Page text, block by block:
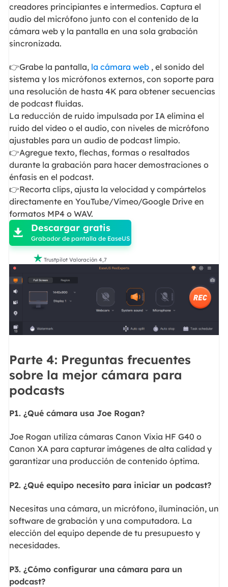
creadores principiantes e intermedios. Captura el
audio del micrófono junto con el contenido de la
cámara web y la pantalla en una sola grabación
sincronizada.
👉Grabe la pantalla, la cámara web, el sonido del
sistema y los micrófonos externos, con soporte para
una resolución de hasta 4K para obtener secuencias
de podcast fluidas.
La reducción de ruido impulsada por IA elimina el
ruido del video o el audio, con niveles de micrófono
ajustables para un audio de podcast limpio.
👉Agregue texto, flechas, formas o resaltados
durante la grabación para hacer demostraciones o
énfasis en el podcast.
👉Recorta clips, ajusta la velocidad y compártelos
directamente en YouTube/Vimeo/Google Drive en
formatos MP4 o WAV.

 Descargar gratis
Grabador de pantalla de EaseUS
 Trustpilot Valoración 4,7
Parte 4: Preguntas frecuentes
sobre la mejor cámara para
podcasts
P1. ¿Qué cámara usa Joe Rogan?
Joe Rogan utiliza cámaras Canon Vixia HF G40 o
Canon XA para capturar imágenes de alta calidad y
garantizar una producción de contenido óptima.
P2. ¿Qué equipo necesito para iniciar un podcast?
Necesitas una cámara, un micrófono, iluminación, un
software de grabación y una computadora. La
elección del equipo depende de tu presupuesto y
necesidades.
P3. ¿Cómo configurar una cámara para un
podcast?